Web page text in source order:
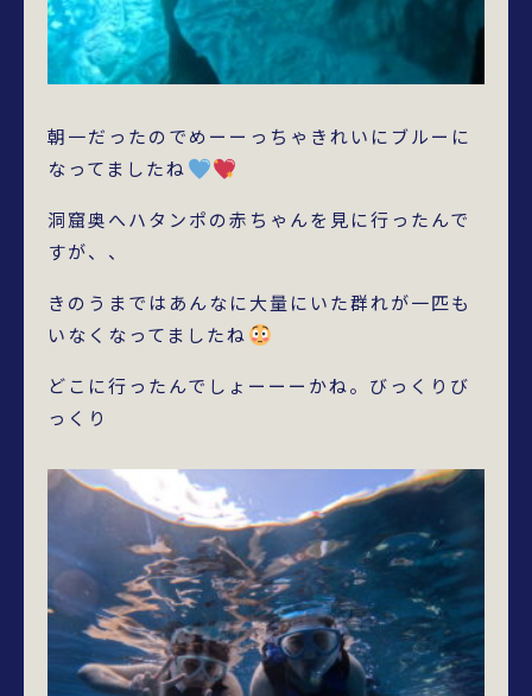
朝一だったのでめーーっちゃきれいにブルーに
なってましたね
洞窟奥へハタンポの赤ちゃんを見に行ったんで
すが、、
きのうまではあんなに大量にいた群れが一匹も
いなくなってましたね
どこに行ったんでしょーーーかね。びっくりび
っくり